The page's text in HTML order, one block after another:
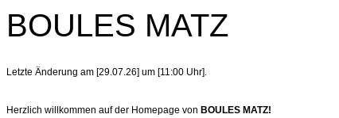
BOULES MATZ
Letzte Änderung am [29.07.26] um [11:00 Uhr].
Herzlich willkommen auf der Homepage von BOULES MATZ!